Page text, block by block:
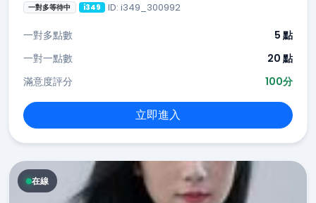
一對多等待中 i349 ID: i349_300992
一對多點數
5 點
一對一點數
20 點
滿意度評分
100分
立即進入
在線